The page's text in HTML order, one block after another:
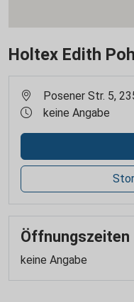
Holtex Edith
Posener Str. 5,
keine Angabe
Öffnungszeiten
keine Angabe